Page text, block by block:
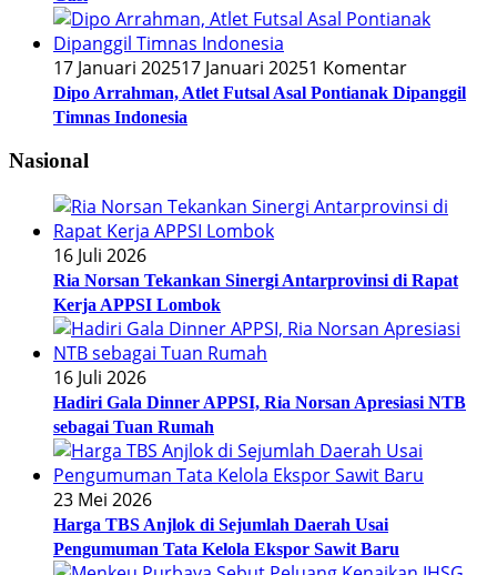
17 Januari 202517 Januari 20251 Komentar
Dipo Arrahman, Atlet Futsal Asal Pontianak Dipanggil
Timnas Indonesia
Nasional
16 Juli 2026
Ria Norsan Tekankan Sinergi Antarprovinsi di Rapat
Kerja APPSI Lombok
16 Juli 2026
Hadiri Gala Dinner APPSI, Ria Norsan Apresiasi NTB
sebagai Tuan Rumah
23 Mei 2026
Harga TBS Anjlok di Sejumlah Daerah Usai
Pengumuman Tata Kelola Ekspor Sawit Baru